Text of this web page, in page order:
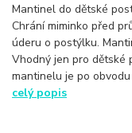
Mantinel do dětské
Chrání miminko před
úderu o postýlku.
Vhodný jen pro dětské
mantinelu je po
celý popis